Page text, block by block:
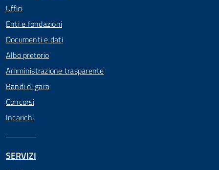
Uffici
Enti e fondazioni
Documenti e dati
Albo pretorio
Amministrazione trasparente
Bandi di gara
Concorsi
Incarichi
SERVIZI